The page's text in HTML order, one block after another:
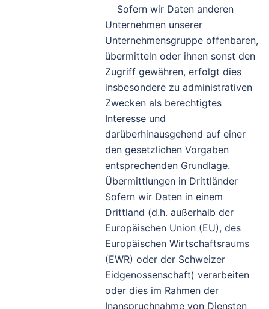
Sofern wir Daten anderen
Unternehmen unserer
Unternehmensgruppe offenbaren,
übermitteln oder ihnen sonst den
Zugriff gewähren, erfolgt dies
insbesondere zu administrativen
Zwecken als berechtigtes
Interesse und
darüberhinausgehend auf einer
den gesetzlichen Vorgaben
entsprechenden Grundlage.
Übermittlungen in Drittländer
Sofern wir Daten in einem
Drittland (d.h. außerhalb der
Europäischen Union (EU), des
Europäischen Wirtschaftsraums
(EWR) oder der Schweizer
Eidgenossenschaft) verarbeiten
oder dies im Rahmen der
Inanspruchnahme von Diensten